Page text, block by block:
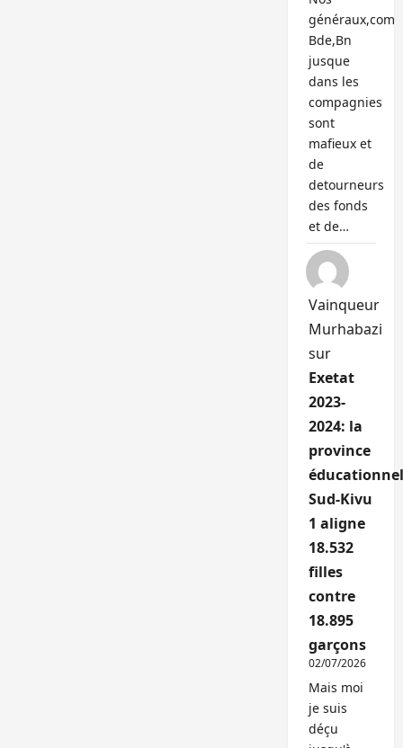
généraux,com
Bde,Bn
jusque
dans les
compagnies
sont
mafieux et
de
detourneurs
des fonds
et de…
Vainqueur
Murhabazi
sur
Exetat
2023-
2024: la
province
Sud-Kivu
1 aligne
18.532
filles
contre
18.895
garçons
02/07/2026
Mais moi
je suis
déçu